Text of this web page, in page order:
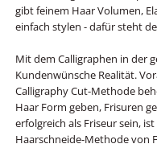
gibt feinem Haar Volumen,
einfach stylen - dafür steht
Mit dem Calligraphen in der
Kundenwünsche Realität.
Calligraphy Cut-Methode
Haar Form geben, Frisuren
erfolgreich als Friseur sein,
Haarschneide-Methode von